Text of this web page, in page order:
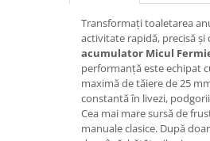
Seminte zucchini
Seminte Legume Profesionale
Seminte pentru germinare
Seminte trifoi
Transformați toaletarea
activitate rapidă, precisă
acumulator Micul
performanță este echipat
maximă de tăiere de 25
constantă în livezi,
Cea mai mare sursă de
manuale clasice. După